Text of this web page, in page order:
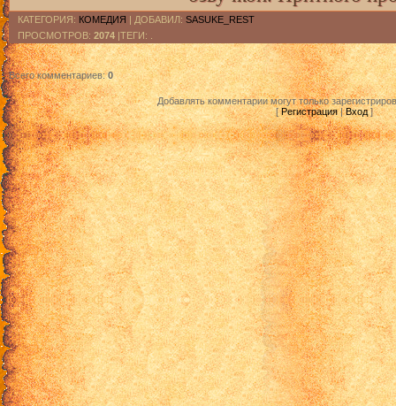
КАТЕГОРИЯ: КОМЕДИЯ | ДОБАВИЛ: SASUKE_REST
ПРОСМОТРОВ: 2074 |ТЕГИ: .
Всего комментариев:0
Добавлять комментарии могут только
[Регистрация|Вход]